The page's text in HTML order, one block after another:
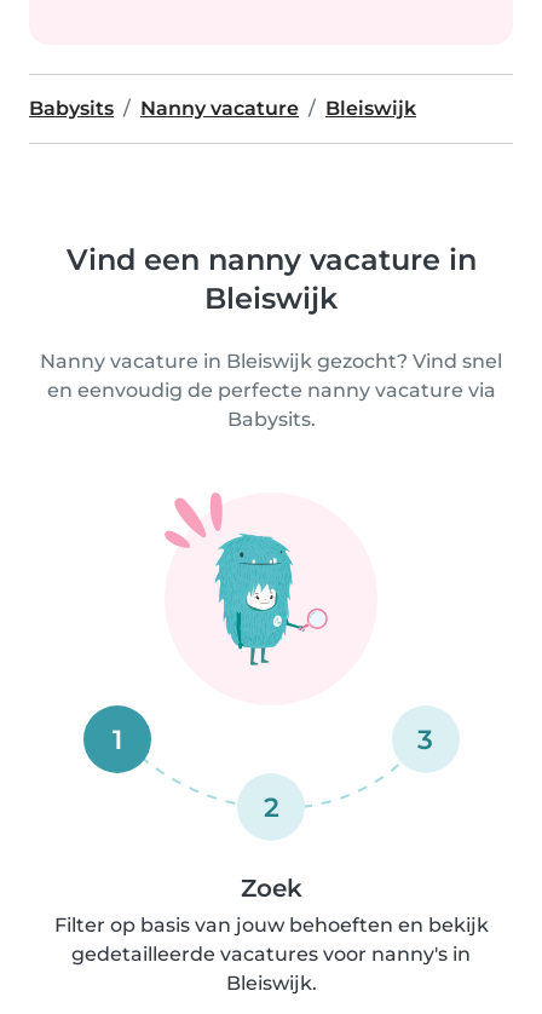
Babysits Nanny vacature Bleiswijk
Vind een nanny vacature in
Bleiswijk
Nanny vacature in Bleiswijk gezocht? Vind snel
en eenvoudig de perfecte nanny vacature via
Babysits.
1
2
3
Zoek
Filter op basis van jouw behoeften en bekijk
gedetailleerde vacatures voor nanny's in
Bleiswijk.